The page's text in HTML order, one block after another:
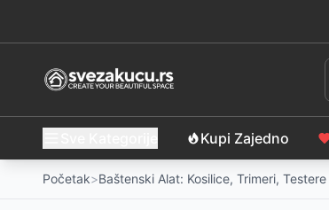
Kupi Zajedno
Početak>Baštenski Alat: Kosilice, Trimeri,